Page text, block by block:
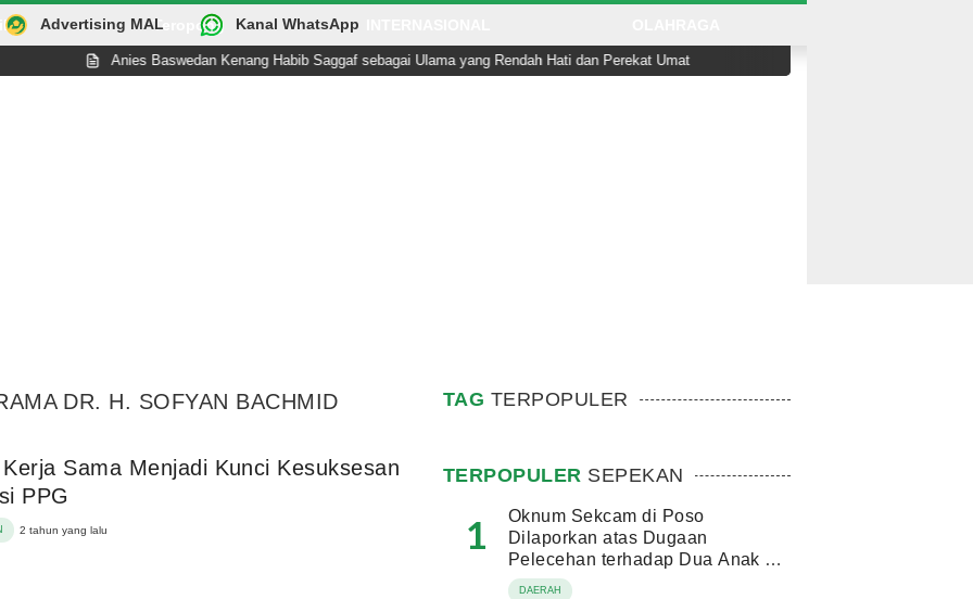
Teropong
Advertising MAL Kanal WhatsApp
Anies Baswedan Kenang Habib Saggaf sebagai Ulama yang Rendah Hati dan Perekat Umat
DR. H. SOFYAN BACHMID
Sama Menjadi Kunci Kesuksesan
PPG
2 tahun yang lalu
TAG TERPOPULER
TERPOPULER SEPEKAN
1
Oknum Sekcam di Poso
Dilaporkan atas Dugaan
Pelecehan terhadap Dua Anak di
Bawah Umur
DAERAH